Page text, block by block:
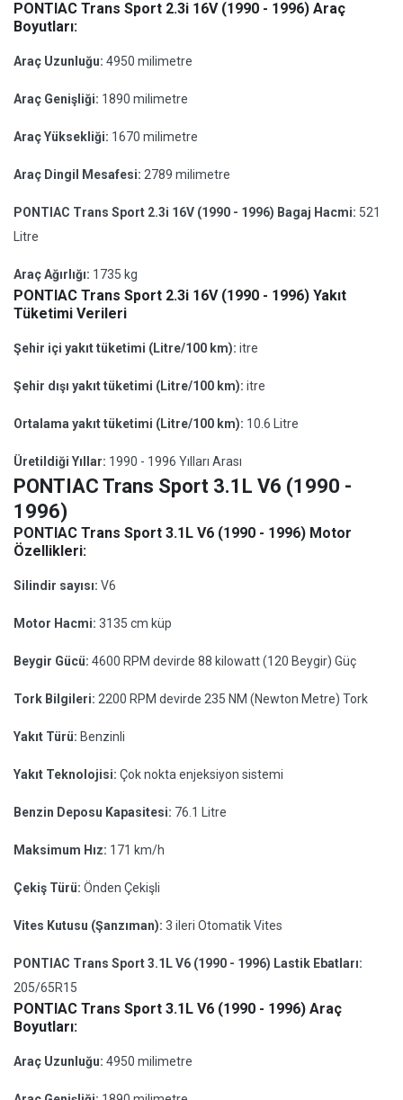
PONTIAC Trans Sport 2.3i 16V (1990 - 1996) Araç
Boyutları:
Araç Uzunluğu: 4950 milimetre
Araç Genişliği: 1890 milimetre
Araç Yüksekliği: 1670 milimetre
Araç Dingil Mesafesi: 2789 milimetre
PONTIAC Trans Sport 2.3i 16V (1990 - 1996) Bagaj Hacmi: 521
Litre
Araç Ağırlığı: 1735 kg
PONTIAC Trans Sport 2.3i 16V (1990 - 1996) Yakıt
Tüketimi Verileri
Şehir içi yakıt tüketimi (Litre/100 km): itre
Şehir dışı yakıt tüketimi (Litre/100 km): itre
Ortalama yakıt tüketimi (Litre/100 km): 10.6 Litre
Üretildiği Yıllar: 1990 - 1996 Yılları Arası
PONTIAC Trans Sport 3.1L V6 (1990 -
1996)
PONTIAC Trans Sport 3.1L V6 (1990 - 1996) Motor
Özellikleri:
Silindir sayısı: V6
Motor Hacmi: 3135 cm küp
Beygir Gücü: 4600 RPM devirde 88 kilowatt (120 Beygir) Güç
Tork Bilgileri: 2200 RPM devirde 235 NM (Newton Metre) Tork
Yakıt Türü: Benzinli
Yakıt Teknolojisi: Çok nokta enjeksiyon sistemi
Benzin Deposu Kapasitesi: 76.1 Litre
Maksimum Hız: 171 km/h
Çekiş Türü: Önden Çekişli
Vites Kutusu (Şanzıman): 3 ileri Otomatik Vites
PONTIAC Trans Sport 3.1L V6 (1990 - 1996) Lastik Ebatları:
205/65R15
PONTIAC Trans Sport 3.1L V6 (1990 - 1996) Araç
Boyutları:
Araç Uzunluğu: 4950 milimetre